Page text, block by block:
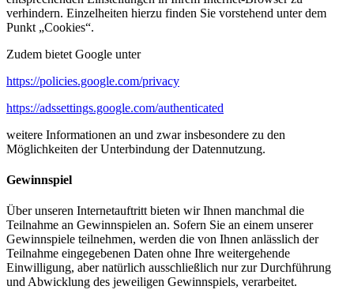
verhindern. Einzelheiten hierzu finden Sie vorstehend unter dem
Punkt „Cookies“.
Zudem bietet Google unter
https://policies.google.com/privacy
https://adssettings.google.com/authenticated
weitere Informationen an und zwar insbesondere zu den
Möglichkeiten der Unterbindung der Datennutzung.
Gewinnspiel
Über unseren Internetauftritt bieten wir Ihnen manchmal die
Teilnahme an Gewinnspielen an. Sofern Sie an einem unserer
Gewinnspiele teilnehmen, werden die von Ihnen anlässlich der
Teilnahme eingegebenen Daten ohne Ihre weitergehende
Einwilligung, aber natürlich ausschließlich nur zur Durchführung
und Abwicklung des jeweiligen Gewinnspiels, verarbeitet.